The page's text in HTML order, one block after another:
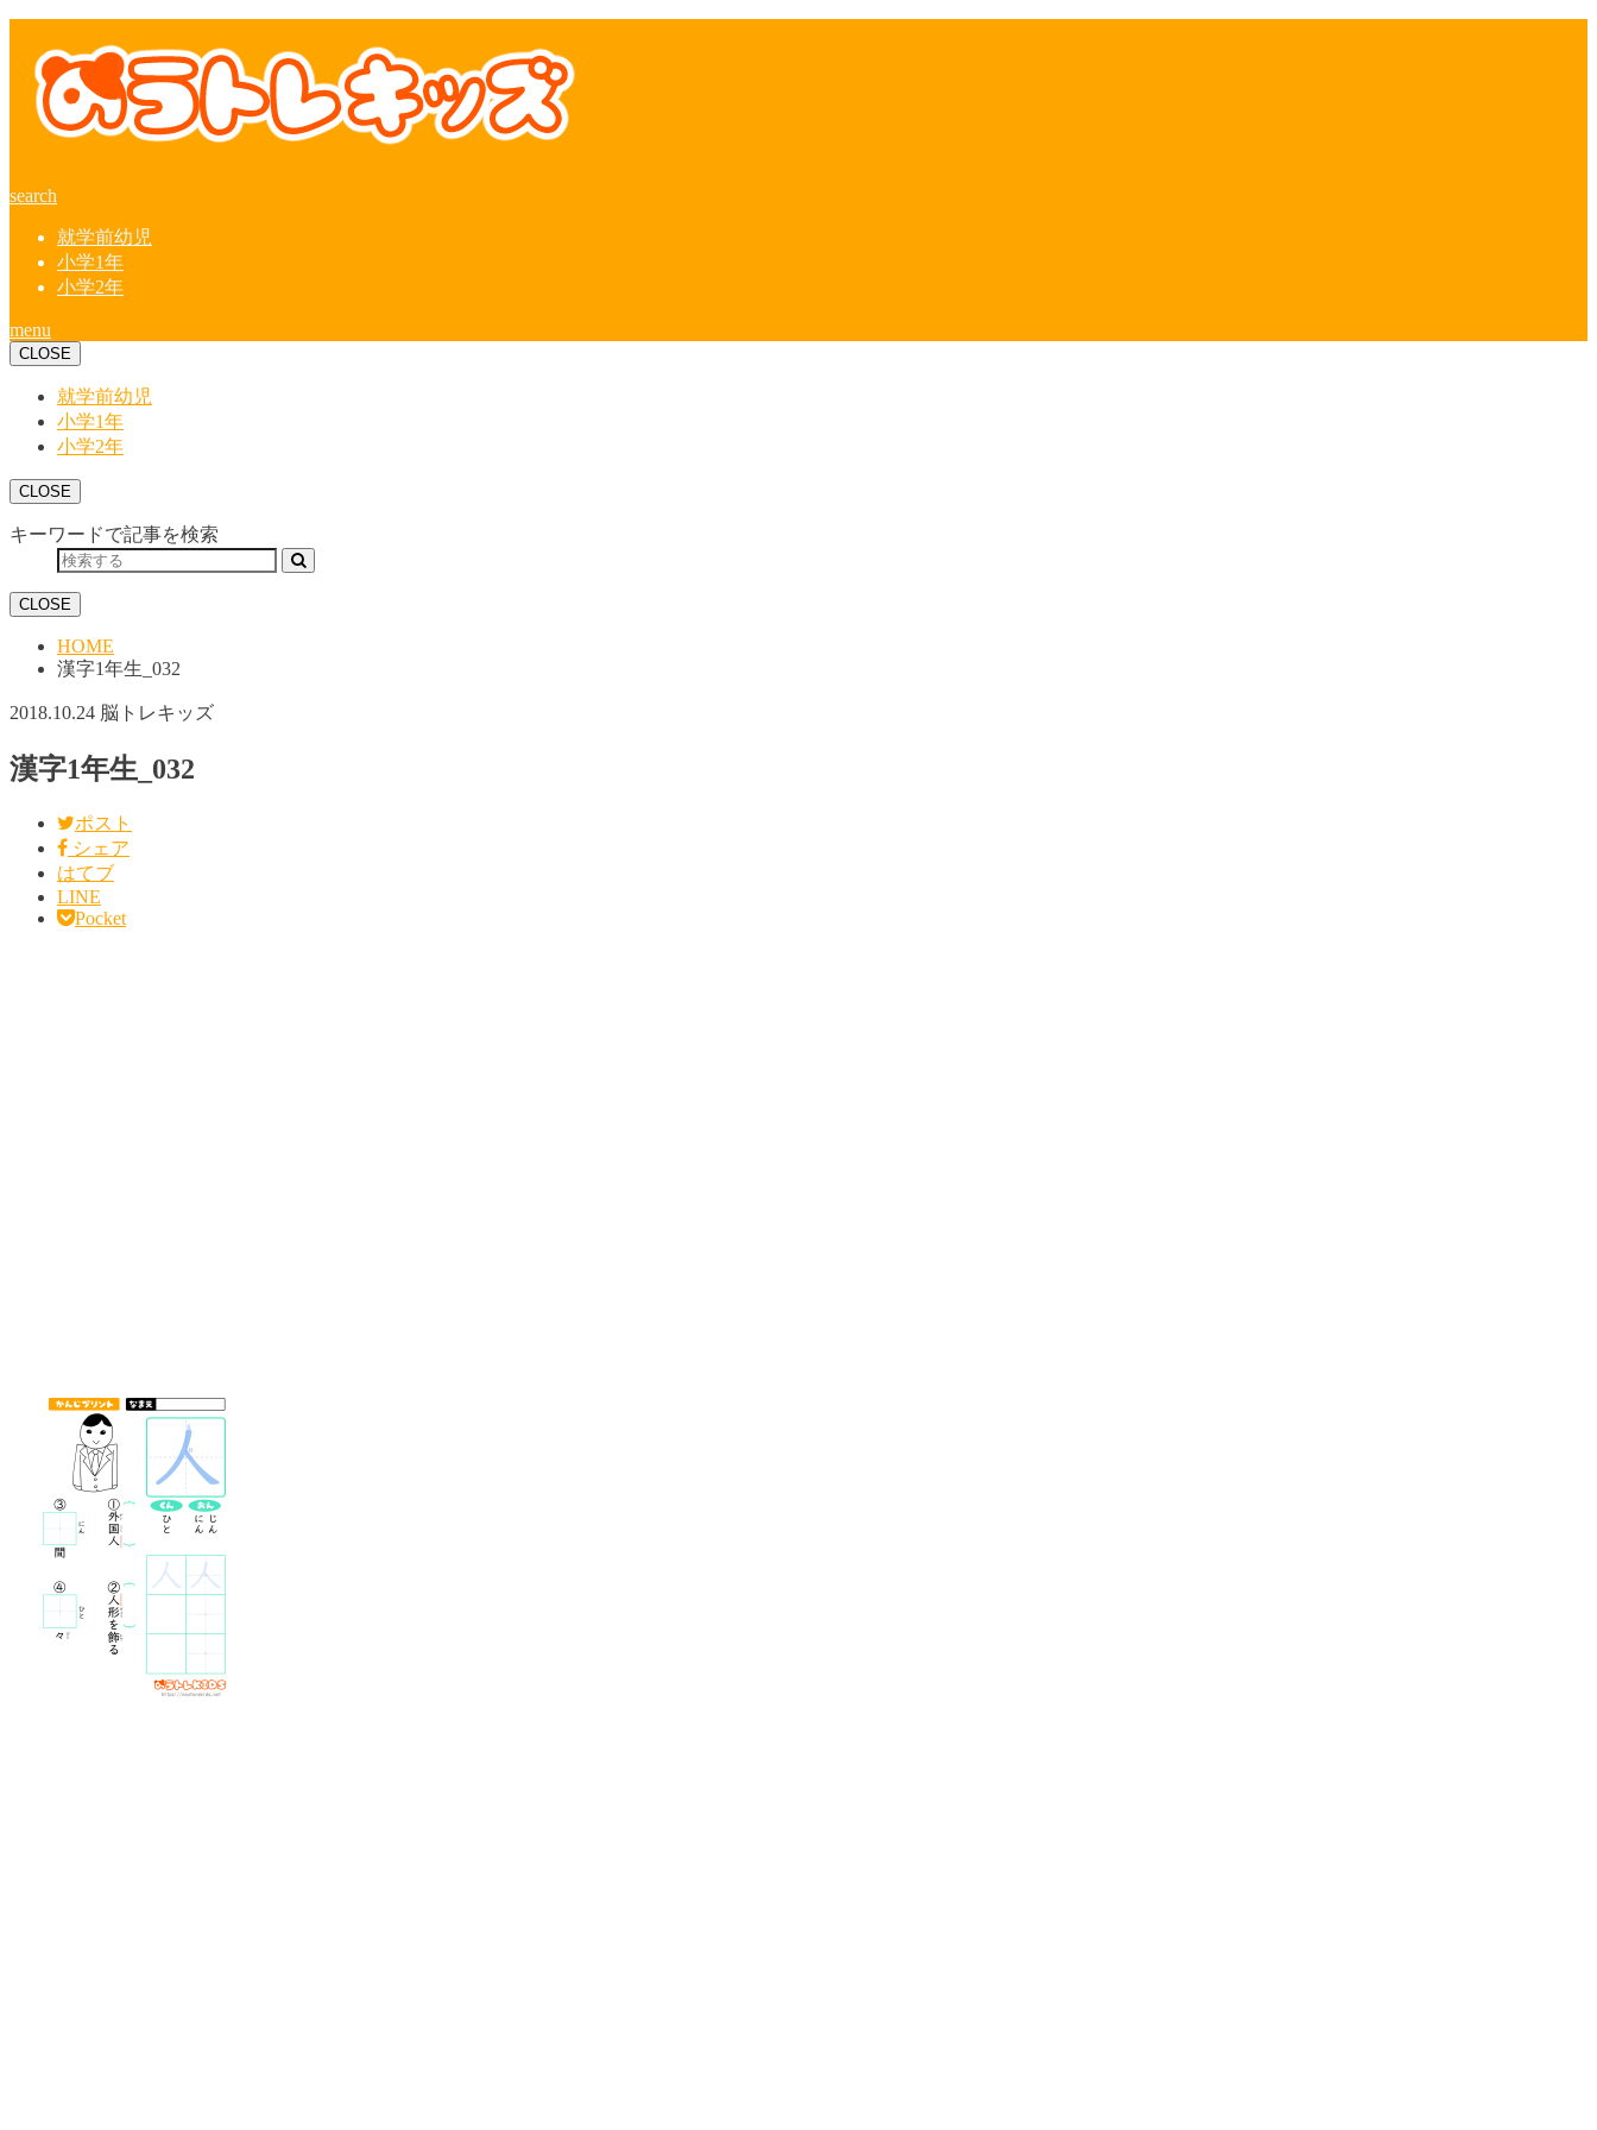
search
就学前幼児
小学1年
小学2年
menu
CLOSE
就学前幼児
小学1年
小学2年
CLOSE
キーワードで記事を検索
CLOSE
HOME
漢字1年生_032
2018.10.24 脳トレキッズ
漢字1年生_032
ポスト
シェア
はてブ
LINE
Pocket